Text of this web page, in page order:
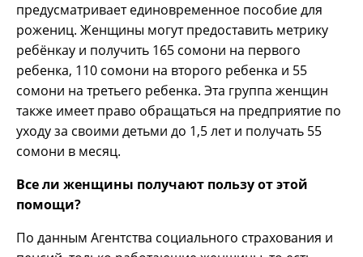
предусматривает единовременное пособие для
рожениц. Женщины могут предоставить метрику
ребёнкау и получить 165 сомони на первого
ребенка, 110 сомони на второго ребенка и 55
сомони на третьего ребенка. Эта группа женщин
также имеет право обращаться на предприятие по
уходу за своими детьми до 1,5 лет и получать 55
сомони в месяц.
Всели женщины получают пользу от этой
помощи?
По данным Агентства социального страхования и